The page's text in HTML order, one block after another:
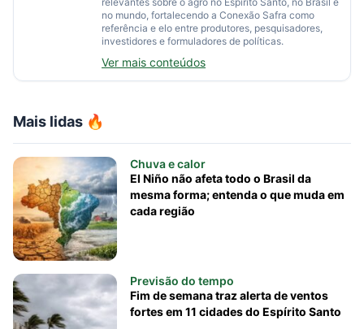
Mais lidas 🔥
Chuva e calor
El Niño não afeta todo o Brasil da
mesma forma; entenda o que muda em
cada região
Previsão do tempo
Fim de semana traz alerta de ventos
fortes em 11 cidades do Espírito Santo
no mundo, fortalecendo a Conexão Safra como
referência e elo entre produtores, pesquisadores,
investidores e formuladores de políticas.
Ver mais conteúdos